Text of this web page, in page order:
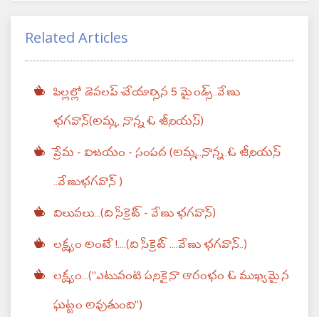
Related Articles
పిల్లల్లో డెవలప్ చేయాల్సిన 5 మైండ్స్..వేణు
భగవాన్(అమ్మ, నాన్న ఓ జీనియస్)
ప్రేమ - విజయం - సంపద (అమ్మ..నాన్న..ఓ జీనియస్
..వేణుభగవాన్ )
విలువలు...(ది సీక్రెట్ - వేణు భగవాన్)
లక్ష్యం అంటే !....(ది సీక్రెట్ ....వేణు భగవాన్..)
లక్ష్యం...("ఎటువంటి పనికైనా ఆరంభం ఓ ముఖ్యమైన
ఘట్టం అవుతుంది")